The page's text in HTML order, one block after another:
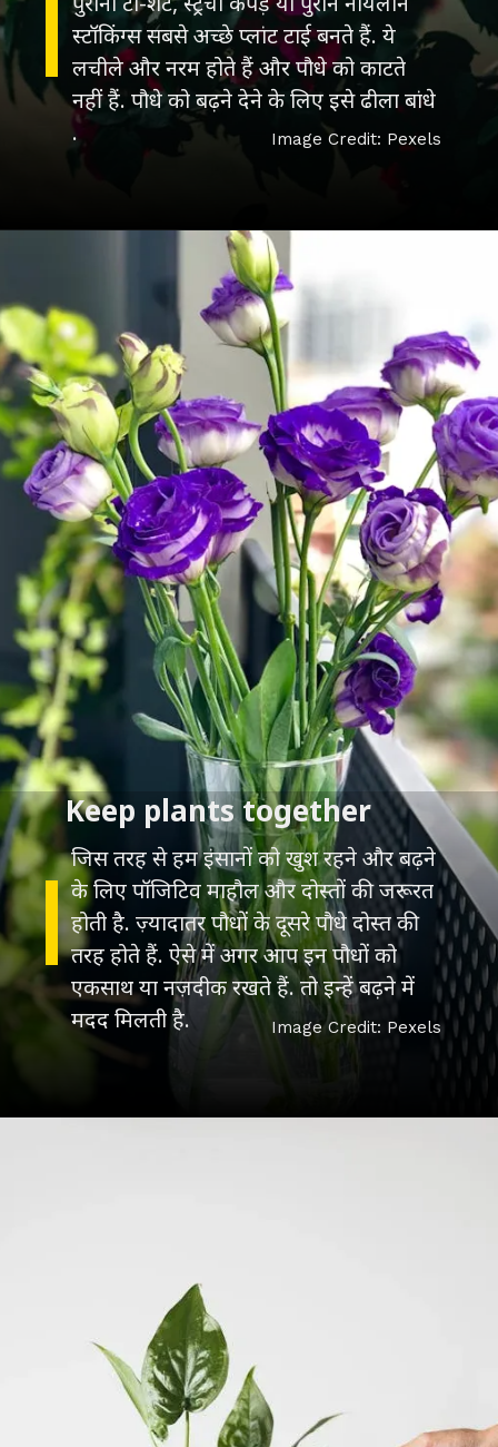
स्टॉकिंग्स सबसे अच्छे प्लांट टाई बनते हैं. ये
लचीले और नरम होते हैं और पौधे को काटते
नहीं हैं. पौधे को बढ़ने देने के लिए इसे ढीला बांधे
.
Image Credit: Pexels
जिस तरह से हम इंसानों को खुश रहने और बढ़ने
के लिए पॉजिटिव माहौल और दोस्तों की जरूरत
होती है. ज़्यादातर पौधों के दूसरे पौधे दोस्‍त की
तरह होते हैं. ऐसे में अगर आप इन पौधों को
एकसाथ या नज़दीक रखते हैं. तो इन्‍हें बढ़ने में
मदद मिलती है.
Keep plants together
Image Credit: Pexels